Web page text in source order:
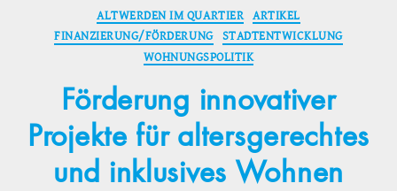
Kategorien
ALTWERDEN IM QUARTIER ARTIKEL
FINANZIERUNG/FÖRDERUNG
STADTENTWICKLUNG
WOHNUNGSPOLITIK
Förderung innovativer
Projekte für altersgerechtes
und inklusives Wohnen